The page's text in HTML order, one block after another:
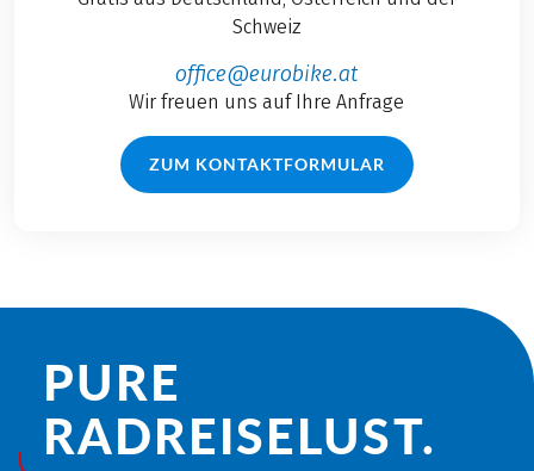
Schweiz
office@eurobike.at
Wir freuen uns auf Ihre Anfrage
ZUM KONTAKTFORMULAR
PURE
RADREISE­LUST.